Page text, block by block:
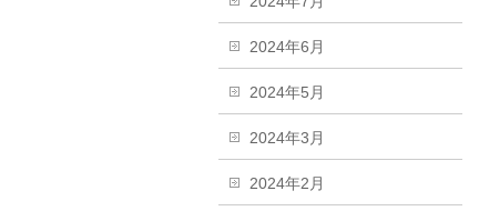
2024年6月
2024年5月
2024年3月
2024年2月